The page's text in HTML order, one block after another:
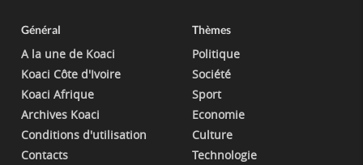
Général
A la une de Koaci
Koaci Côte d'Ivoire
Koaci Afrique
Archives Koaci
Conditions d'utilisation
Contacts
Thèmes
Politique
Société
Sport
Economie
Culture
Technologie